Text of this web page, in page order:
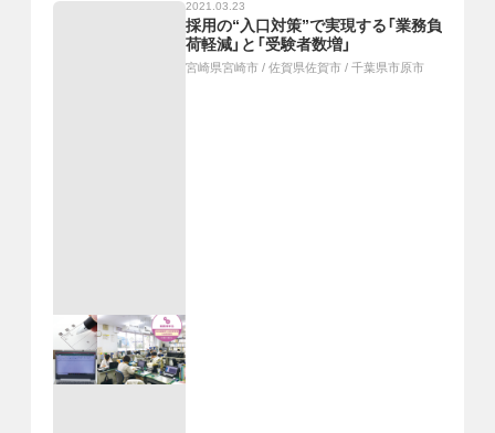
2021.03.23
採用の“入口対策”で実現する「業務負
荷軽減」と「受験者数増」
宮崎県宮崎市 / 佐賀県佐賀市 / 千葉県市原市